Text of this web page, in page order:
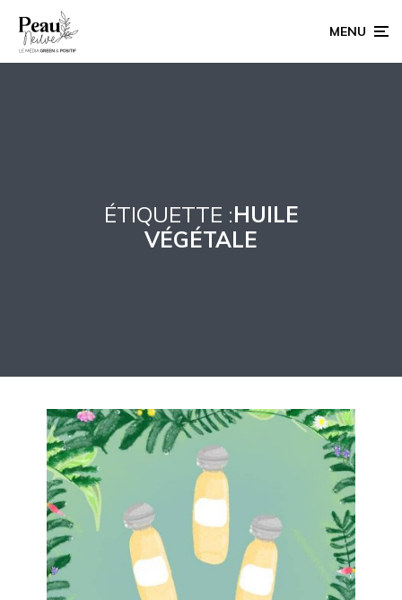
MENU
ÉTIQUETTE :HUILE
VÉGÉTALE